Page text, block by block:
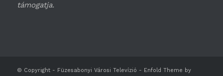
támogatja.
© Copyright - Füzesabonyi Városi Televízió - Enfold Theme by